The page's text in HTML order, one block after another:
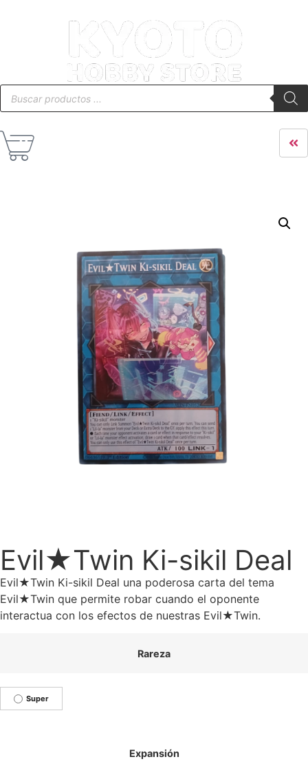
Evil★Twin Ki-sikil Deal
Evil★Twin Ki-sikil Deal una poderosa carta del tema
Evil★Twin que permite robar cuando el oponente
interactua con los efectos de nuestras Evil★Twin.
Rareza
Super
Expansión